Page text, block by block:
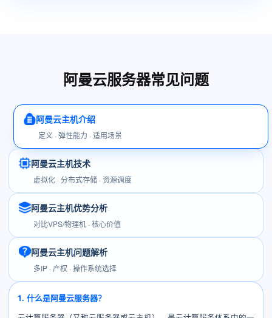
阿曼云服务器常见问题
阿曼云主机介绍
定义 · 弹性能力 · 适用场景
阿曼云主机技术
虚拟化 · 分布式存储 · 资源调度
阿曼云主机优势分析
对比VPS/物理机 · 核心价值
阿曼云主机问题解析
多IP · 产权 · 操作系统选择
1. 什么是阿曼云服务器？